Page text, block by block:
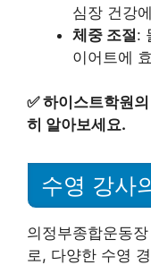
심장 건강
체중 조절:
이어트에
✅하이스트학원
히 알아보세요.
수영 강사
의정부종합운동
로, 다양한 수영